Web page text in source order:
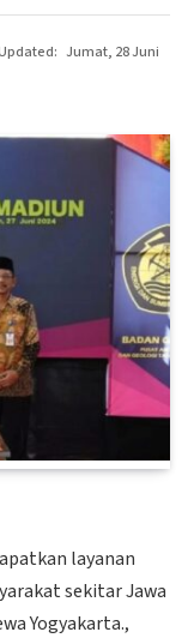
Jumat, 28 Juni
layanan
sekitar Jawa
Yogyakarta.,